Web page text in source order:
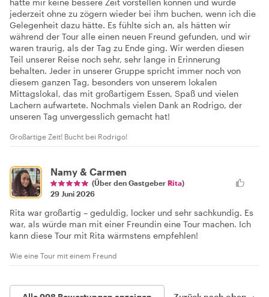
hätte mir keine bessere Zeit vorstellen können und würde
jederzeit ohne zu zögern wieder bei ihm buchen, wenn ich die
Gelegenheit dazu hätte. Es fühlte sich an, als hätten wir
während der Tour alle einen neuen Freund gefunden, und wir
waren traurig, als der Tag zu Ende ging. Wir werden diesen
Teil unserer Reise noch sehr, sehr lange in Erinnerung
behalten. Jeder in unserer Gruppe spricht immer noch von
diesem ganzen Tag, besonders von unserem lokalen
Mittagslokal, das mit großartigem Essen, Spaß und vielen
Lachern aufwartete. Nochmals vielen Dank an Rodrigo, der
unseren Tag unvergesslich gemacht hat!
Großartige Zeit! Bucht bei Rodrigo!
Namy & Carmen
(Über den Gastgeber Rita)
29 Juni 2026
Rita war großartig – geduldig, locker und sehr sachkundig. Es
war, als würde man mit einer Freundin eine Tour machen. Ich
kann diese Tour mit Rita wärmstens empfehlen!
Wie eine Tour mit einem Freund